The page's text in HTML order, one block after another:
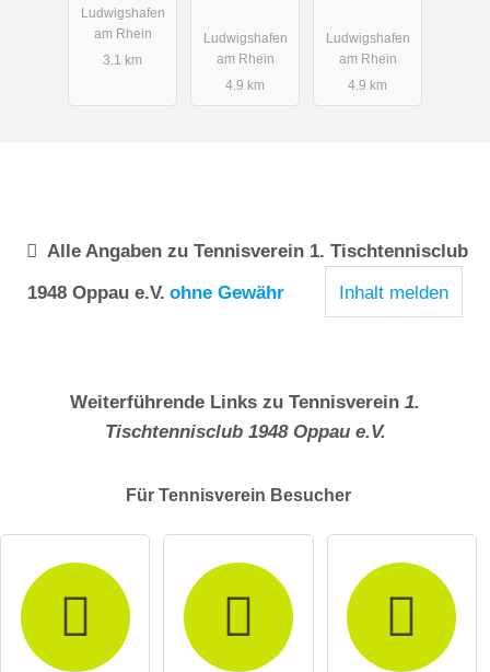
Ludwigshafen
am Rhein
3.1 km
Ludwigshafen
am Rhein
4.9 km
Ludwigshafen
am Rhein
4.9 km
Alle Angaben zu Tennisverein 1. Tischtennisclub
1948 Oppau e.V. ohne Gewähr Inhalt melden
Weiterführende Links zu Tennisverein 1.
Tischtennisclub 1948 Oppau e.V.
Für Tennisverein Besucher